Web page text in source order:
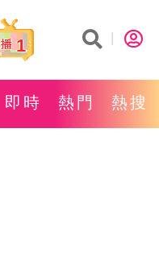
1
即時 熱門 熱搜